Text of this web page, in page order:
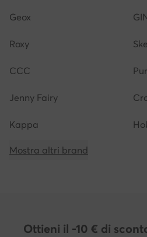
Geox
Roxy
CCC
Jenny Fairy
Kappa
Mostra altri brand
Ottieni il -10 € di